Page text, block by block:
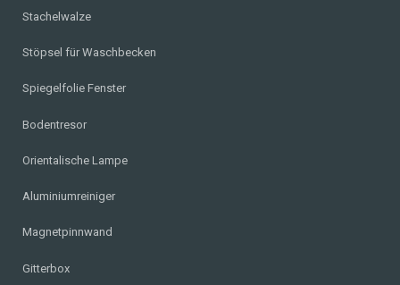
Stachelwalze
Stöpsel für Waschbecken
Spiegelfolie Fenster
Bodentresor
Orientalische Lampe
Aluminiumreiniger
Magnetpinnwand
Gitterbox